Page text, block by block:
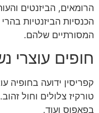
הרומאים, הביזנטים
הכנסיות הביזנטיות
המסורתיים שלהם.
חופים עוצרי
קפריסין ידועה בחופיה
טורקיז צלולים וחול
בפאפוס ועוד.